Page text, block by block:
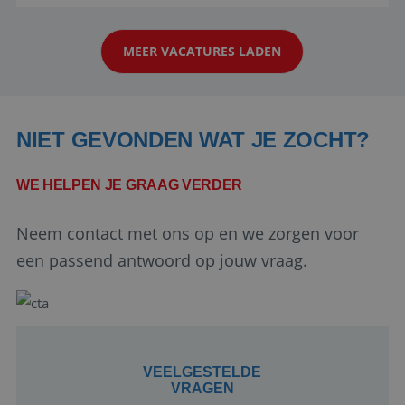
klanten te overtuigen om die droomreis te
boeken! ...
MEER VACATURES LADEN
NIET GEVONDEN WAT JE ZOCHT?
WE HELPEN JE GRAAG VERDER
Neem contact met ons op en we zorgen voor
een passend antwoord op jouw vraag.
VEELGESTELDE
VRAGEN
Google Privacy Policy